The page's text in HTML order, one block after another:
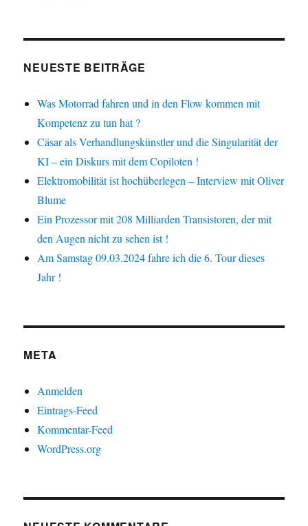
NEUESTE BEITRÄGE
Was Motorrad fahren und in den Flow kommen mit
Kompetenz zu tun hat ?
Cäsar als Verhandlungskünstler und die Singularität der
KI – ein Diskurs mit dem Copiloten !
Elektromobilität ist hochüberlegen – Interview mit Oliver
Blume
Ein Prozessor mit 208 Milliarden Transistoren, der mit
den Augen nicht zu sehen ist !
Am Samstag 09.03.2024 fahre ich die 6. Tour dieses
Jahr !
META
Anmelden
Eintrags-Feed
Kommentar-Feed
WordPress.org